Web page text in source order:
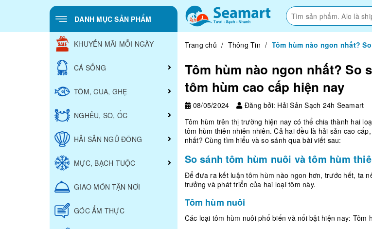
DANH MỤC SẢN PHẨM
KHUYẾN MÃI MỖI NGÀY
CÁ SỐNG
TÔM, CUA, GHẸ
NGHÊU, SÒ, ỐC
HẢI SẢN NGỦ ĐÔNG
MỰC, BẠCH TUỘC
GIAO MÓN TẬN NƠI
GÓC ẨM THỰC
Trang chủ / Thông Tin / Tôm hùm nào ngon nhất?
Tôm hùm nào ngon nhất? So
tôm hùm cao cấp hiện nay
08/05/2024
Đăng bởi: Hải Sản Sạch 24h Seamart
Tôm hùm trên thị trường hiện nay có thể chia thành hai
tôm hùm thiên nhiên nhiên. Cả hai đều là hải sản cao
nhất? Cùng tìm hiểu và so sánh qua bài viết sau:
So sánh tôm hùm nuôi và tôm hùm
Để đưa ra kết luận tôm hùm nào ngon hơn, trước hết, ta
trưởng và phát triển của hai loại tôm này.
Tôm hùm nuôi
Các loại tôm hùm nuôi phổ biến và nổi bật hiện nay: Tôm